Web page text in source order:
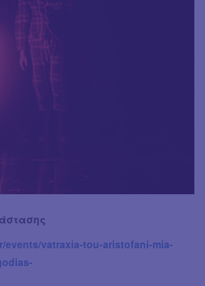
events/vatraxia-tou-aristofani-mia-